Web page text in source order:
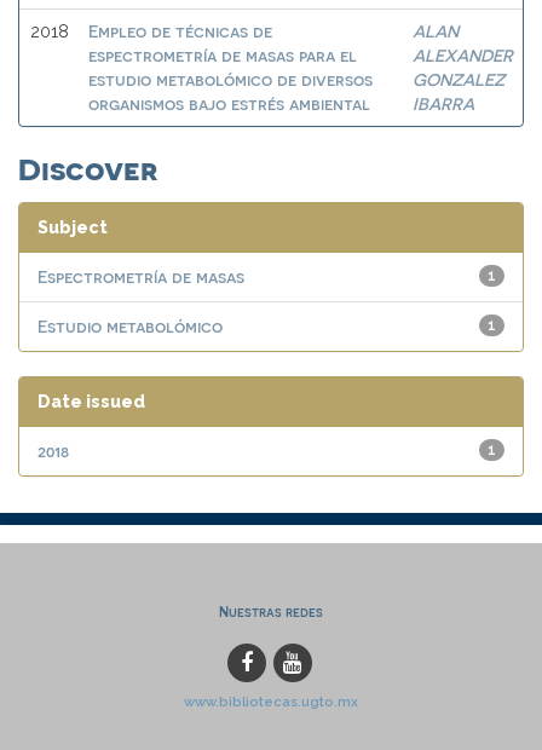
2018
Empleo de técnicas de
espectrometría de masas para el
estudio metabolómico de diversos
organismos bajo estrés ambiental
ALAN
ALEXANDER
GONZALEZ
IBARRA
Discover
Subject
1
Espectrometría de masas
1
Estudio metabolómico
Date issued
1
2018
Nuestras redes
www.bibliotecas.ugto.mx